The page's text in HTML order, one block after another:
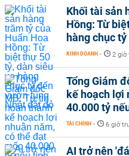
Khối tài sản
Hồng: Từ
hàng chục
KINH DOANH - 2 giờ
Tổng Giám
kế hoạch lợi
40.000 tỷ
TÀI CHÍNH - 6 giờ
AI trở nên